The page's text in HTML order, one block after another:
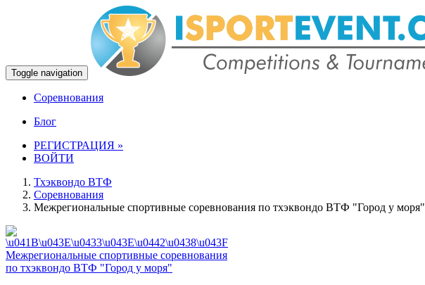
Toggle navigation
Соревнования
Блог
РЕГИСТРАЦИЯ »
ВОЙТИ
Тхэквондо ВТФ
Соревнования
Межрегиональные спортивные соревнования по тхэквондо ВТФ "Город у моря"